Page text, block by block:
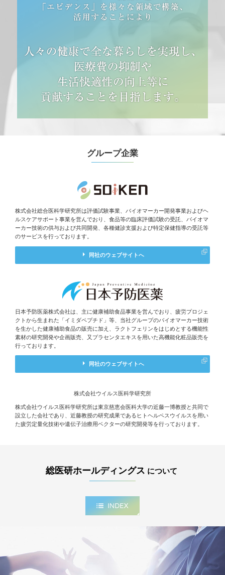
グループ企業
株式会社総合医科学研究所は評価試験事業、バイオマーカー開発事業およびヘ
ルスケアサポート事業を営んでおり、食品等の臨床評価試験の受託、バイオマ
ーカー技術の供与および共同開発、各種健診支援および特定保健指導の受託等
のサービスを行っております。
同社のウェブサイトへ
日本予防医薬株式会社は、主に健康補助食品事業を営んでおり、疲労プロジェ
クトから生まれた「イミダペプチド」等、当社グループのバイオマーカー技術
を生かした健康補助食品の販売に加え、ラクトフェリンをはじめとする機能性
素材の研究開発や企画販売、又プラセンタエキスを用いた高機能化粧品販売を
行っております。
同社のウェブサイトへ
株式会社ウイルス医科学研究所
株式会社ウイルス医科学研究所は東京慈恵会医科大学の近藤一博教授と共同で
設立した会社であり、近藤教授の研究成果であるヒトヘルペスウイルスを用い
た疲労定量化技術や遺伝子治療用ベクターの研究開発等を行っております。
総医研ホールディングス について